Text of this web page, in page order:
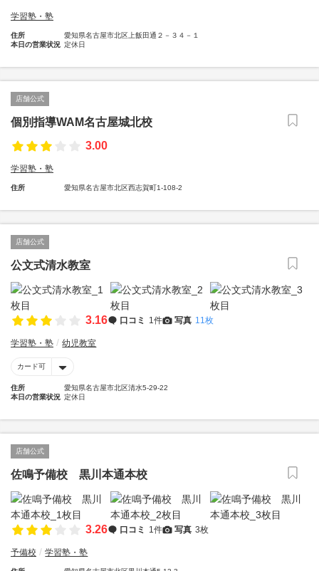
学習塾・塾
住所
愛知県名古屋市北区上飯田通２－３４－１
本日の営業状況 定休日
店舗公式
個別指導WAM名古屋城北校
3.00
学習塾・塾
住所 愛知県名古屋市北区西志賀町1-108-2
店舗公式
公文式清水教室
3.16 口コミ 1件 写真 11枚
学習塾・塾 幼児教室
カード可
住所
愛知県名古屋市北区清水5-29-22
本日の営業状況 定休日
店舗公式
佐鳴予備校 黒川本通本校
3.26 口コミ 1件 写真 3枚
予備校 学習塾・塾